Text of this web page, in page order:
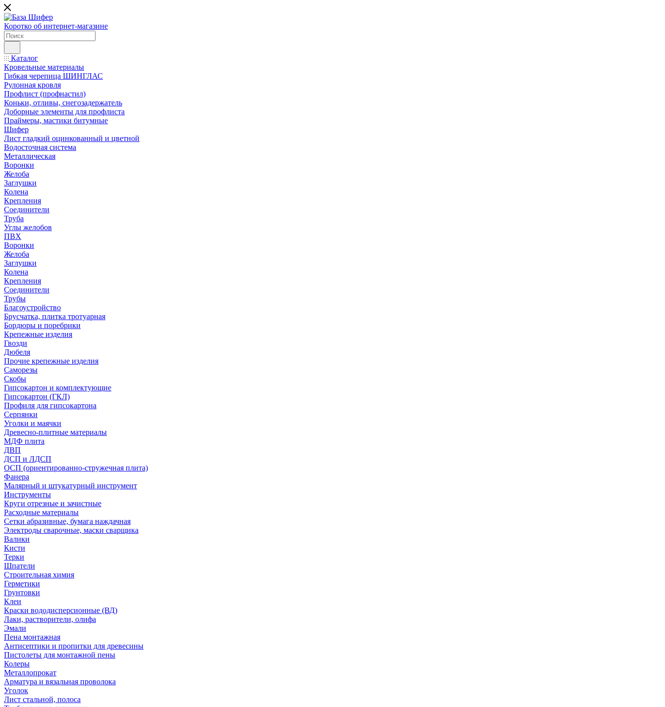
Коротко об интернет-магазине
Каталог
Кровельные материалы
Гибкая черепица ШИНГЛАС
Рулонная кровля
Профлист (профнастил)
Коньки, отливы, снегозадержатель
Доборные элементы для профлиста
Праймеры, мастики битумные
Шифер
Лист гладкий оцинкованный и цветной
Водосточная система
Металлическая
Воронки
Желоба
Заглушки
Колена
Крепления
Соединители
Труба
Углы желобов
ПВХ
Воронки
Желоба
Заглушки
Колена
Крепления
Соединители
Трубы
Благоустройство
Брусчатка, плитка тротуарная
Бордюры и поребрики
Крепежные изделия
Гвозди
Дюбеля
Прочие крепежные изделия
Саморезы
Скобы
Гипсокартон и комплектующие
Гипсокартон (ГКЛ)
Профиля для гипсокартона
Серпянки
Уголки и маячки
Древесно-плитные материалы
МДФ плита
ДВП
ДСП и ЛДСП
ОСП (ориентированно-стружечная плита)
Фанера
Малярный и штукатурный инструмент
Инструменты
Круги отрезные и зачистные
Расходные материалы
Сетки абразивные, бумага наждачная
Электроды сварочные, маски сварщика
Валики
Кисти
Терки
Шпатели
Строительная химия
Герметики
Грунтовки
Клеи
Краски вододисперсионные (ВД)
Лаки, растворители, олифа
Эмали
Пена монтажная
Антисептики и пропитки для древесины
Пистолеты для монтажной пены
Колеры
Металлопрокат
Арматура и вязальная проволока
Уголок
Лист стальной, полоса